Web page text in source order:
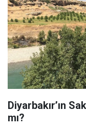
Diyarbakır’ın
mı?